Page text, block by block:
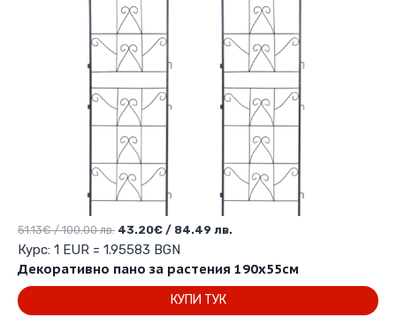
Декоративно пано за растения 190х55см
51.13€/ 100.00 лв. Original
price
was:
100.00 лв..
43.20€ / 84.49 лв.
е:
84.49 лв..
Курс: 1 EUR = 1.95583 BGN
КУПИ ТУК